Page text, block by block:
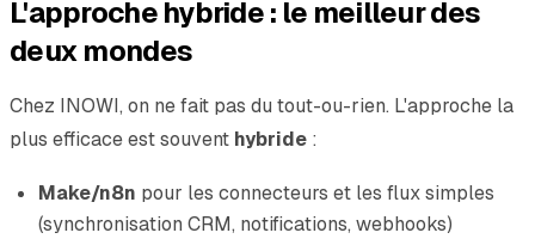
L'approche hybride : le meilleur des
deux mondes
Chez INOWI, on ne fait pas du tout-ou-rien. L'approche la
plus efficace est souvent hybride :
Make/n8n pour les connecteurs et les flux simples
(synchronisation CRM, notifications, webhooks)